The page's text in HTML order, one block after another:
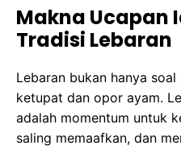
Makna Ucapan
Tradisi Lebaran
Lebaran bukan hanya
ketupat dan opor ayam.
adalah momentum untuk
saling memaafkan, dan